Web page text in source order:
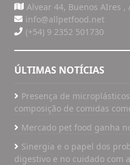
Alvear 44, Buenos AIres ,
info@allpetfood.net
(+54) 9 2352 501730
ÚLTIMAS NOTÍCIAS
Presença de
composição de comidas
Mercado pet food ganha
Sinergia e o papel dos
digestivo e no cuidado com